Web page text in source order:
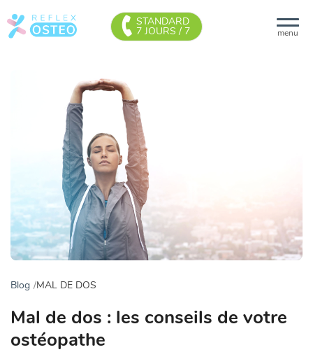
menu
STANDARD
7 JOURS / 7
Blog MAL DE DOS
Mal de dos : les conseils de votre
ostéopathe